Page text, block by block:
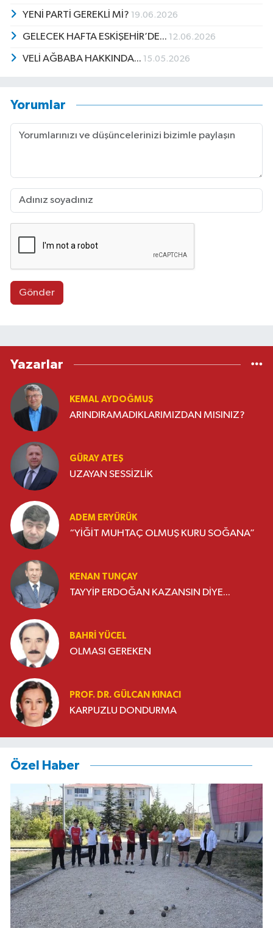
YENİ PARTİ GEREKLİ Mİ? 19.06.2026
GELECEK HAFTA ESKİŞEHİR’DE... 12.06.2026
VELİ AĞBABA HAKKINDA... 15.05.2026
Yorumlar
Gönder
Yazarlar
KEMAL AYDOĞMUŞ
ARINDIRAMADIKLARIMIZDAN MISINIZ?
GÜRAY ATEŞ
UZAYAN SESSİZLİK
ADEM ERYÜRÜK
“YİĞİT MUHTAÇ OLMUŞ KURU SOĞANA”
KENAN TUNÇAY
TAYYİP ERDOĞAN KAZANSIN DİYE...
BAHRI YÜCEL
OLMASI GEREKEN
PROF. DR. GÜLCAN KINACI
KARPUZLU DONDURMA
Özel Haber